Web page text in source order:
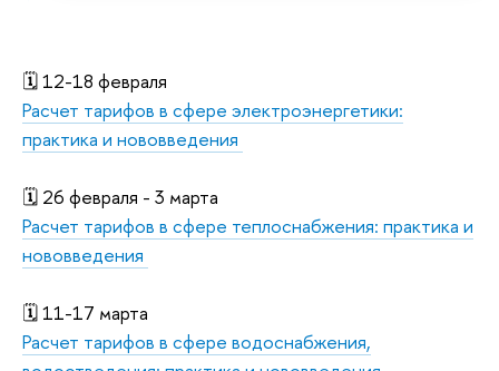
🗓️ 12-18 февраля
Расчет тарифов в сфере электроэнергетики:
практика и нововведения
🗓️ 26 февраля - 3 марта
Расчет тарифов в сфере теплоснабжения: практика и
нововведения
🗓️ 11-17 марта
Расчет тарифов в сфере водоснабжения,